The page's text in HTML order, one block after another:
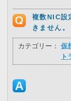
複数NIC設
きません。
カテゴリー：
仮
ト